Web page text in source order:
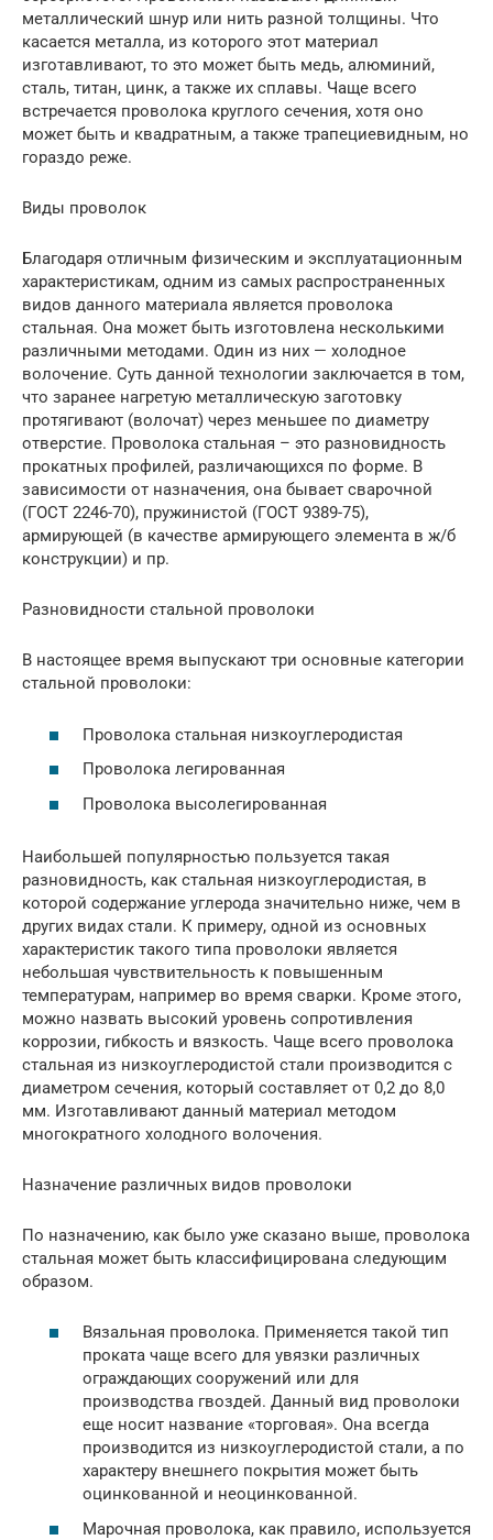
металлический шнур или нить разной толщины. Что
касается металла, из которого этот материал
изготавливают, то это может быть медь, алюминий,
сталь, титан, цинк, а также их сплавы. Чаще всего
встречается проволока круглого сечения, хотя оно
может быть и квадратным, а также трапециевидным, но
гораздо реже.
Виды проволок
Благодаря отличным физическим и эксплуатационным
характеристикам, одним из самых распространенных
видов данного материала является проволока
стальная. Она может быть изготовлена несколькими
различными методами. Один из них — холодное
волочение. Суть данной технологии заключается в том,
что заранее нагретую металлическую заготовку
протягивают (волочат) через меньшее по диаметру
отверстие. Проволока стальная – это разновидность
прокатных профилей, различающихся по форме. В
зависимости от назначения, она бывает сварочной
(ГОСТ 2246-70), пружинистой (ГОСТ 9389-75),
армирующей (в качестве армирующего элемента в ж/б
конструкции) и пр.
Разновидности стальной проволоки
В настоящее время выпускают три основные категории
стальной проволоки:
Проволока стальная низкоуглеродистая
Проволока легированная
Проволока высолегированная
Наибольшей популярностью пользуется такая
разновидность, как стальная низкоуглеродистая, в
которой содержание углерода значительно ниже, чем в
других видах стали. К примеру, одной из основных
характеристик такого типа проволоки является
небольшая чувствительность к повышенным
температурам, например во время сварки. Кроме этого,
можно назвать высокий уровень сопротивления
коррозии, гибкость и вязкость. Чаще всего проволока
стальная из низкоуглеродистой стали производится с
диаметром сечения, который составляет от 0,2 до 8,0
мм. Изготавливают данный материал методом
многократного холодного волочения.
Назначение различных видов проволоки
По назначению, как было уже сказано выше, проволока
стальная может быть классифицирована следующим
образом.
Вязальная проволока. Применяется такой тип
проката чаще всего для увязки различных
ограждающих сооружений или для
производства гвоздей. Данный вид проволоки
еще носит название «торговая». Она всегда
производится из низкоуглеродистой стали, а по
характеру внешнего покрытия может быть
оцинкованной и неоцинкованной.
Марочная проволока, как правило, используется